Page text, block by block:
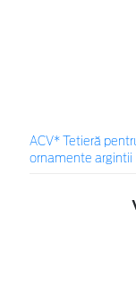
ACV* Tetieră
ornamente argintii